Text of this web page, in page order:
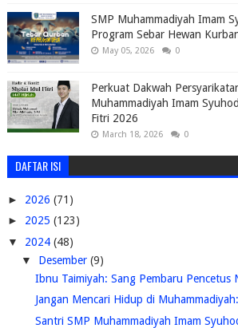
SMP Muhammadiyah Imam
Program Sebar Hewan
May 05, 2026 0
Perkuat Dakwah
Muhammadiyah Imam
Fitri 2026
March 18, 2026 0
DAFTAR ISI
► 2026 (71)
► 2025 (123)
▼ 2024 (48)
▼ Desember (9)
Ibnu Taimiyah: Sang Pembaru Pencetus
Jangan Mencari Hidup di
Santri SMP Muhammadiyah Imam